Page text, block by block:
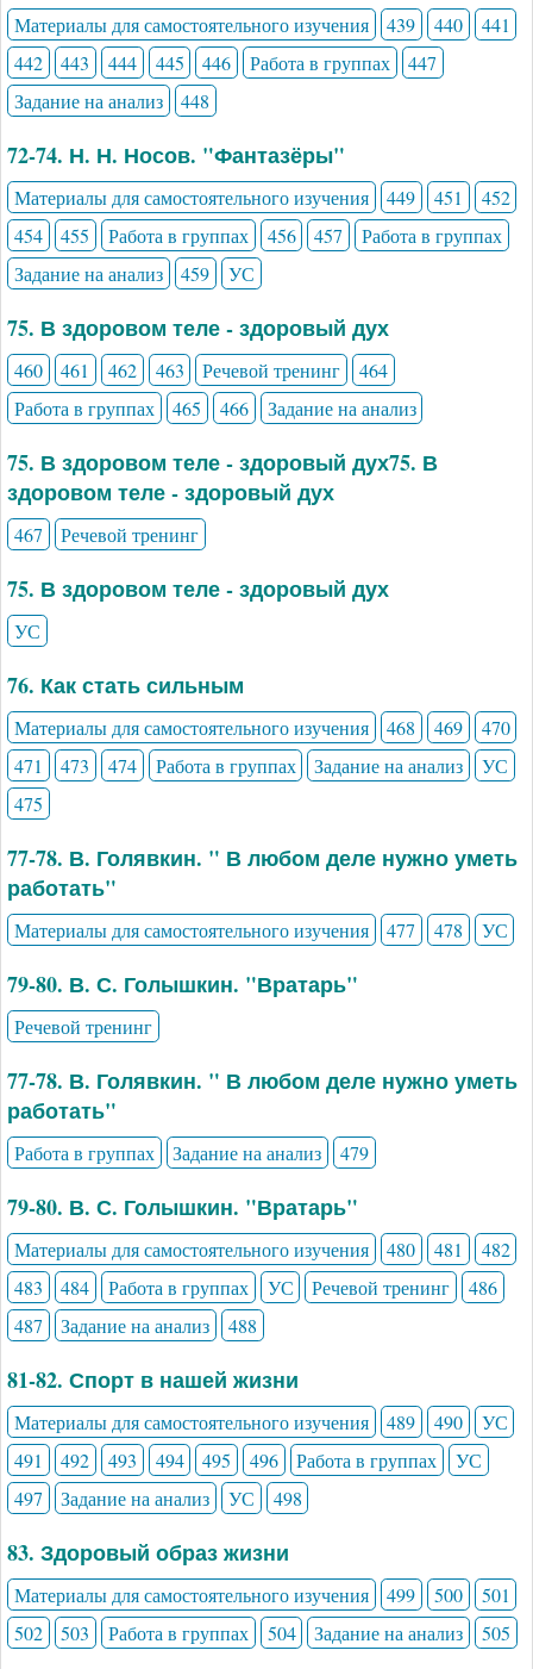
Материалы для самостоятельного изучения 439 440
441
442
443 444 445 446 Работа в группах
447
Задание на анализ
448
72-74. Н. Н. Носов. "Фантазёры"
Материалы для самостоятельного изучения 449 451
452
454
455 Работа в группах 456 457
Работа в группах
Задание на анализ
459 УС
75. В здоровом теле - здоровый дух
460 461 462 463 Речевой тренинг
464
Работа в группах
465 466 Задание на анализ
75. В здоровом теле - здоровый дух75. В
здоровом теле - здоровый дух
467 Речевой тренинг
75. В здоровом теле - здоровый дух
УС
76. Как стать сильным
Материалы для самостоятельного изучения 468 469
470
471
473 474 Работа в группах Задание на анализ
УС
475
77-78. В. Голявкин. " В любом деле нужно уметь
работать"
Материалы для самостоятельного изучения 477 478 УС
79-80. В. С. Голышкин. "Вратарь"
Речевой тренинг
77-78. В. Голявкин. " В любом деле нужно уметь
работать"
Работа в группах Задание на анализ 479
79-80. В. С. Голышкин. "Вратарь"
Материалы для самостоятельного изучения 480 481
482
483
484 Работа в группах УС Речевой тренинг
486
487
Задание на анализ 488
81-82. Спорт в нашей жизни
Материалы для самостоятельного изучения 489 490
УС
491
492 493 494 495 496 Работа в группах
УС
497
Задание на анализ УС 498
83. Здоровый образ жизни
Материалы для самостоятельного изучения 499 500
501
502
503 Работа в группах 504 Задание на анализ 505